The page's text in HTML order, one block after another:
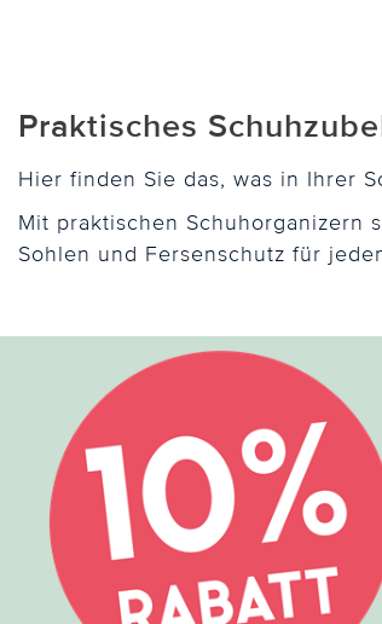
Praktisches
Hier finden Sie das, was in Ihrer
Mit praktischen Schuhorganizern
Sohlen und Fersenschutz für